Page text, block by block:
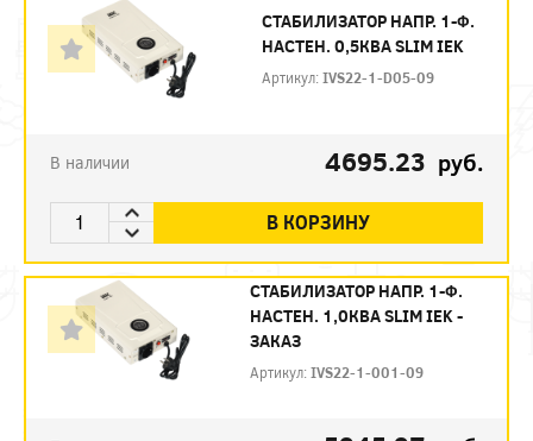
СТАБИЛИЗАТОР НАПР. 1-Ф.
НАСТЕН. 0,5КВА SLIM IEK
Артикул:IVS22-1-D05-09
В наличии 4695.23 руб.
В КОРЗИНУ
СТАБИЛИЗАТОР НАПР. 1-Ф.
НАСТЕН. 1,0КВА SLIM IEK -
ЗАКАЗ
Артикул:IVS22-1-001-09